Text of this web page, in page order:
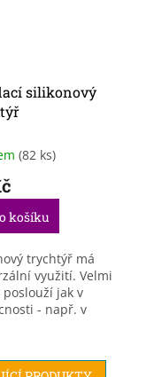
silikonový
(82 ks)
košíku
trychtýř má
využití. Velmi
jak v
- např. v
proti: vysokým...